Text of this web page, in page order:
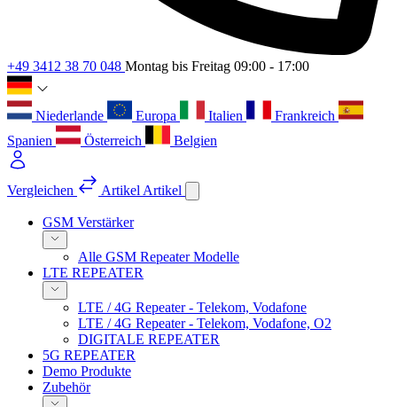
+49 3412 38 70 048 Montag bis Freitag 09:00 - 17:00
Niederlande Europa Italien
Frankreich
Spanien
Österreich Belgien
Vergleichen Artikel Artikel
GSM Verstärker
Alle GSM Repeater Modelle
LTE REPEATER
LTE / 4G Repeater - Telekom, Vodafone
LTE / 4G Repeater - Telekom, Vodafone, O2
DIGITALE REPEATER
5G REPEATER
Demo Produkte
Zubehör